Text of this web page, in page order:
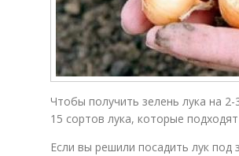
Чтобы получить зелень лука на
15 сортов лука, которые
Если вы решили посадить лук